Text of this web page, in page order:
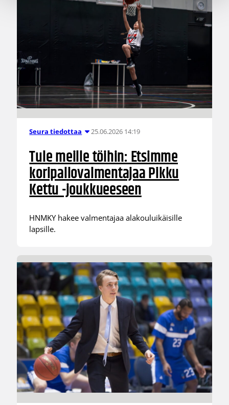
Seura tiedottaa 25.06.2026 14:19
Tule meille töihin: Etsimme
koripallovalmentajaa Pikku
Kettu -joukkueeseen
HNMKY hakee valmentajaa alakouluikäisille
lapsille.